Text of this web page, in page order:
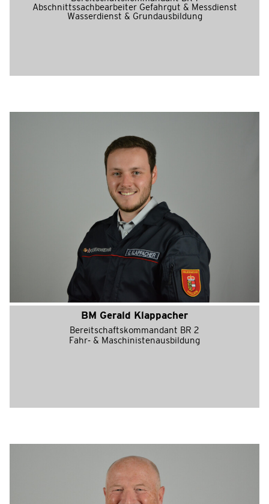
Abschnittssachbearbeiter Gefahrgut & Messdienst
Wasserdienst & Grundausbildung
BM Gerald Klappacher
Bereitschaftskommandant BR 2
Fahr- & Maschinistenausbildung